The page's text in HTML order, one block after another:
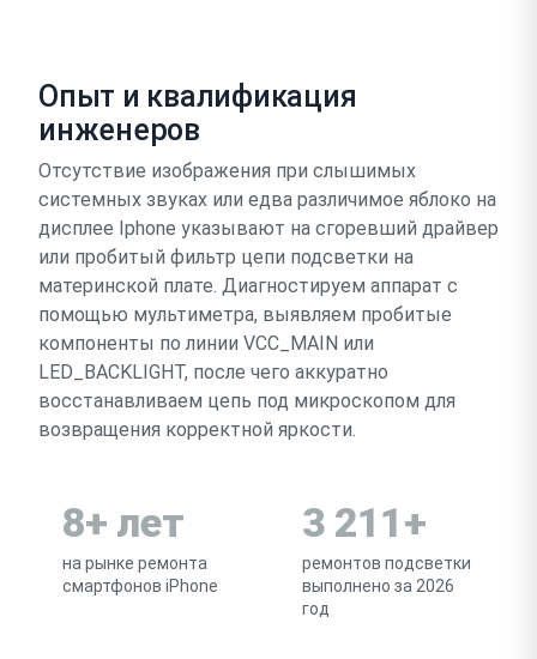
Опыт и квалификация
инженеров
Отсутствие изображения при слышимых
системных звуках или едва различимое яблоко на
дисплее Iphone указывают на сгоревший драйвер
или пробитый фильтр цепи подсветки на
материнской плате. Диагностируем аппарат с
помощью мультиметра, выявляем пробитые
компоненты по линии VCC_MAIN или
LED_BACKLIGHT, после чего аккуратно
восстанавливаем цепь под микроскопом для
возвращения корректной яркости.
8+ лет
на рынке ремонта
смартфонов iPhone
3 211+
ремонтов подсветки
выполнено за 2026
год